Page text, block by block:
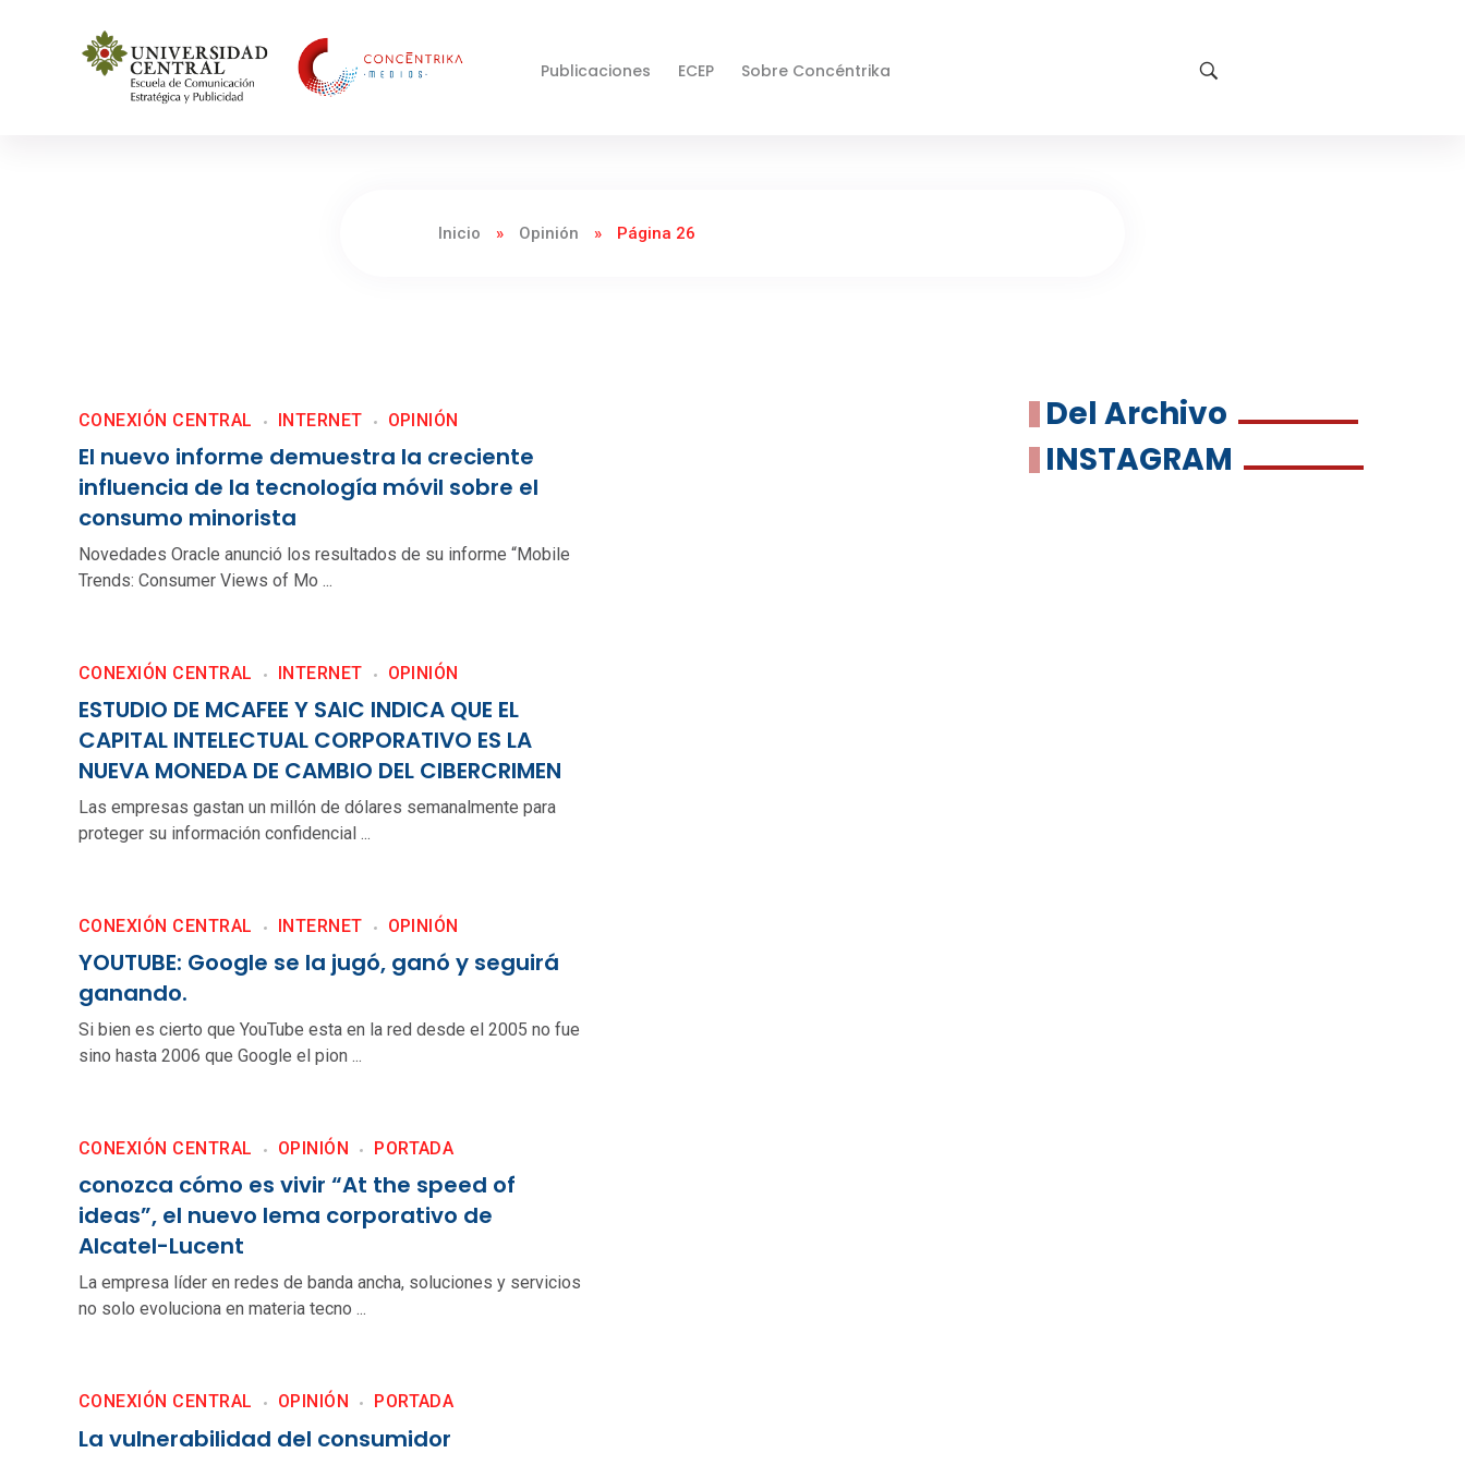
Publicaciones ECEP Sobre Concéntrika
Inicio » Opinión » Página 26
El nuevo informe demuestra la creciente
influencia de la tecnología móvil sobre el
consumo minorista
CONEXIÓN CENTRAL INTERNET OPINIÓN
Novedades Oracle anunció los resultados de su informe “Mobile
Trends: Consumer Views of Mo ...
ESTUDIO DE MCAFEE Y SAIC INDICA QUE EL
CAPITAL INTELECTUAL CORPORATIVO ES LA
NUEVA MONEDA DE CAMBIO DEL CIBERCRIMEN
CONEXIÓN CENTRAL INTERNET OPINIÓN
Las empresas gastan un millón de dólares semanalmente para
proteger su información confidencial ...
YOUTUBE: Google se la jugó, ganó y seguirá
ganando.
CONEXIÓN CENTRAL INTERNET OPINIÓN
Si bien es cierto que YouTube esta en la red desde el 2005 no fue
sino hasta 2006 que Google el pion ...
conozca cómo es vivir “At the speed of
ideas”, el nuevo lema corporativo de
Alcatel-Lucent
CONEXIÓN CENTRAL OPINIÓN PORTADA
La empresa líder en redes de banda ancha, soluciones y servicios
no solo evoluciona en materia tecno ...
La vulnerabilidad del consumidor
CONEXIÓN CENTRAL OPINIÓN PORTADA
Del Archivo
INSTAGRAM